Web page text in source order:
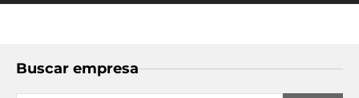
Buscar empresa